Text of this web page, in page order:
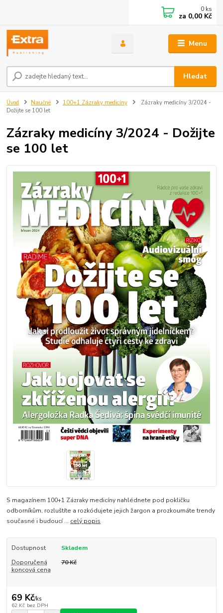
Menu
Hledat
0 ks
za 0,00 Kč
Úvod Naučné 100+1 Zázraky medicíny
Zázraky medicíny 3/2024 -
Dožijte se 100 let
Zázraky medicíny 3/2024 - Dožijte
se 100 let
S magazínem 100+1 Zázraky medicíny nahlédnete pod pokličku
odborníkům, rozluštíte a rozkódujete jejich žargon a prozkoumáte trendy
současné i budoucí ... celý popis
Dostupnost
Skladem
Doporučená
koncová cena
70 Kč
69 Kč/ks
62 Kč bez DPH